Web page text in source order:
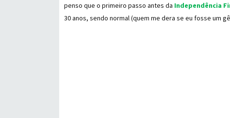
penso que o primeiro passo antes da Independência
30 anos, sendo normal (quem me dera se eu fosse um